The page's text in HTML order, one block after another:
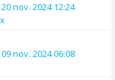
20 nov. 2024 12:24
09 nov. 2024 06:08